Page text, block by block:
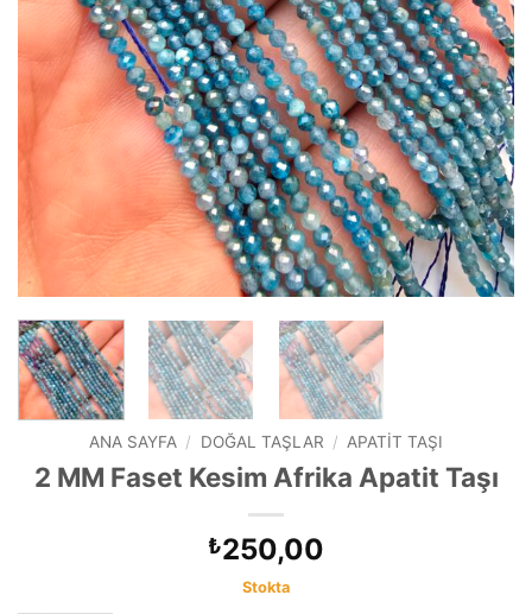
ANA SAYFA / DOĞAL TAŞLAR / APATIT TAŞI
2 MM Faset Kesim Afrika Apatit Taşı
₺250,00
Stokta